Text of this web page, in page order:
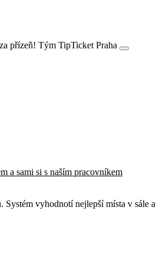
přízeň! Tým TipTicket Praha
a sami si s naším pracovníkem
vyhodnotí nejlepší místa v sále a